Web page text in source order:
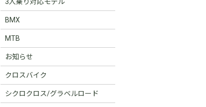
BMX
MTB
お知らせ
クロスバイク
シクロクロス/グラベルロード